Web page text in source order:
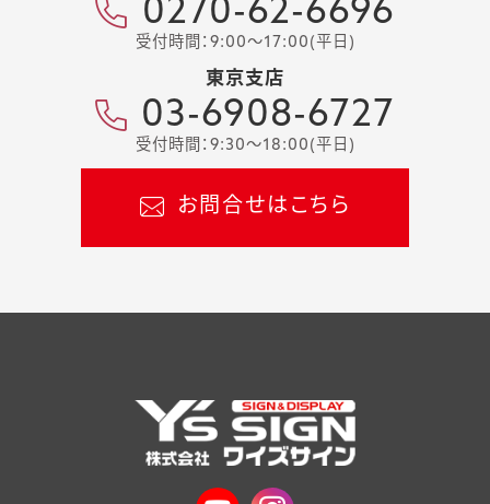
0270-62-6696
受付時間：9:00～17:00(平日)
東京支店
03-6908-6727
受付時間：9:30～18:00(平日)
お問合せはこちら